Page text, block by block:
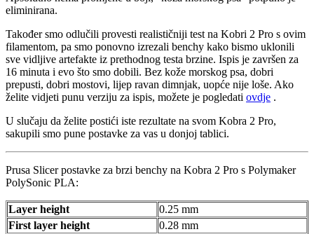
eliminirana.
Također smo odlučili provesti realističniji test na Kobri 2 Pro s ovim
filamentom, pa smo ponovno izrezali benchy kako bismo uklonili
sve vidljive artefakte iz prethodnog testa brzine. Ispis je završen za
16 minuta i evo što smo dobili. Bez kože morskog psa, dobri
prepusti, dobri mostovi, lijep ravan dimnjak, uopće nije loše. Ako
želite vidjeti punu verziju za ispis, možete je pogledati ovdje .
U slučaju da želite postići iste rezultate na svom Kobra 2 Pro,
sakupili smo pune postavke za vas u donjoj tablici.
Prusa Slicer postavke za brzi benchy na Kobra 2 Pro s Polymaker
PolySonic PLA:
Layer height
0.25 mm
First layer height
0.28 mm